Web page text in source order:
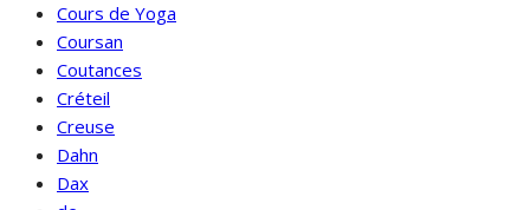
Cours de Yoga
Coursan
Coutances
Créteil
Creuse
Dahn
Dax